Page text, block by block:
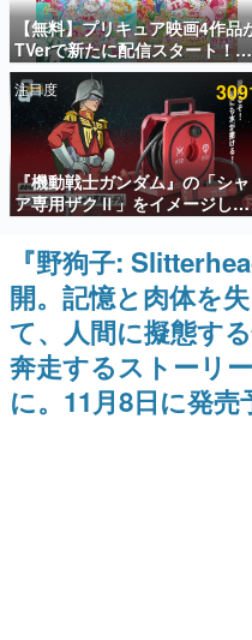
アプリセール情報
インタビュー
連載・特集一覧
殿堂入り記事
SNS拡散数が数
ど。多くの人々に
事をまとめました
ゲームの企画
名作ゲームクリエ
聞きし、ヒットす
きます。
赫本
この物語を解いて
の形をした短編ホ
【無料】プリキュア映画4作品
TVerで新たに配信スタート！な
んと2018年～2024年の映画ほ
すべてが見放題に、ぶっちゃけ
ありえないラインナップ
注目度
『機動戦士ガンダム』の「シャ
ア専用ザクⅡ」をイメージした
散水ホースリールが予約開始。
本体にはシャアのパーソナルマ
ークやジオン公国軍のエンブレ
ム、型式番号などを配置
『野狗子:
開。記憶と肉体を
て、人間に擬態す
奔走するストーリ
に。11月8日に発売